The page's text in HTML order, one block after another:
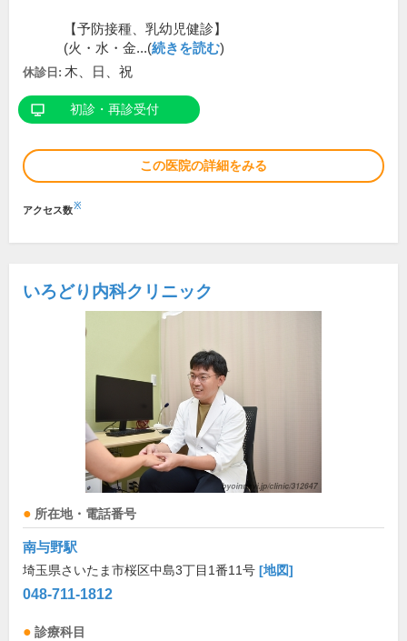
【予防接種、乳幼児健診】
(火・水・金...(続きを読む)
休診日: 木、日、祝
初診・再診受付
この医院の詳細をみる
アクセス数※
いろどり内科クリニック
所在地・電話番号
南与野駅
埼玉県さいたま市桜区中島3丁目1番11号 [地図]
048-711-1812
診療科目